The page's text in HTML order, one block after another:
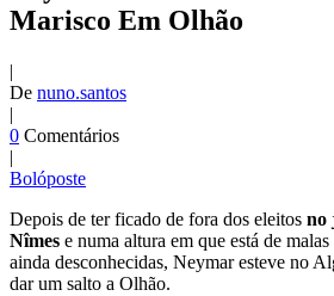
Marisco Em Olhão
|
De nuno.santos
|
0 Comentários
|
Bolóposte
Depois de ter ficado de fora dos eleitos no
Nîmes e numa altura em que está de
ainda desconhecidas, Neymar esteve no
dar um salto a Olhão.